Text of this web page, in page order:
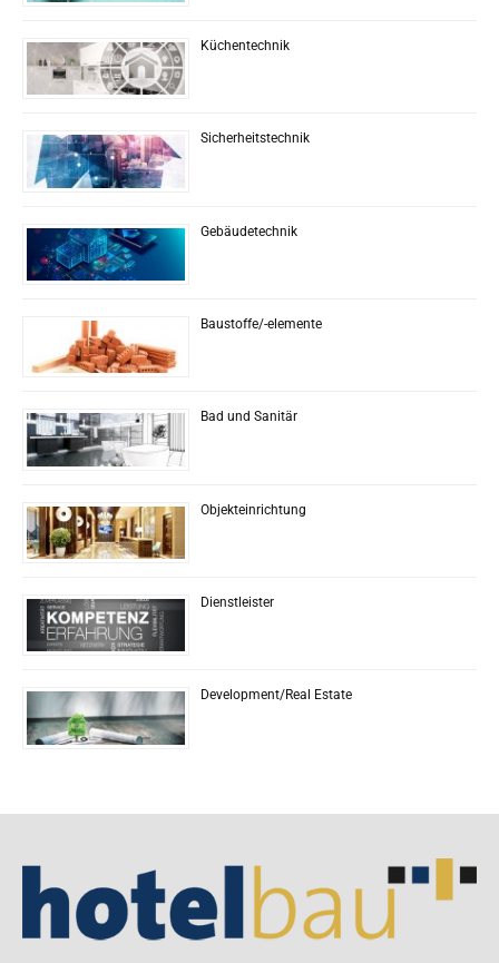
Küchentechnik
Sicherheitstechnik
Gebäudetechnik
Baustoffe/-elemente
Bad und Sanitär
Objekteinrichtung
Dienstleister
Development/Real Estate